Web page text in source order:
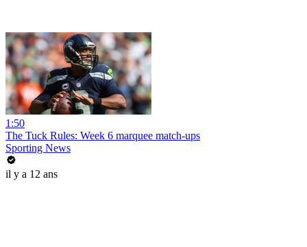
1:50
The Tuck Rules: Week 6 marquee match-ups
Sporting News
il y a 12 ans